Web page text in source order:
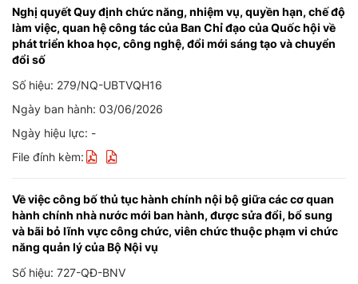
Nghị quyết Quy định chức năng, nhiệm vụ, quyền hạn, chế độ
làm việc, quan hệ công tác của Ban Chỉ đạo của Quốc hội về
phát triển khoa học, công nghệ, đổi mới sáng tạo và chuyển
đổi số
Số hiệu: 279/NQ-UBTVQH16
Ngày ban hành: 03/06/2026
Ngày hiệu lực: -
File đính kèm:
Về việc công bố thủ tục hành chính nội bộ giữa các cơ quan
hành chính nhà nước mới ban hành, được sửa đổi, bổ sung
và bãi bỏ lĩnh vực công chức, viên chức thuộc phạm vi chức
năng quản lý của Bộ Nội vụ
Số hiệu: 727-QĐ-BNV